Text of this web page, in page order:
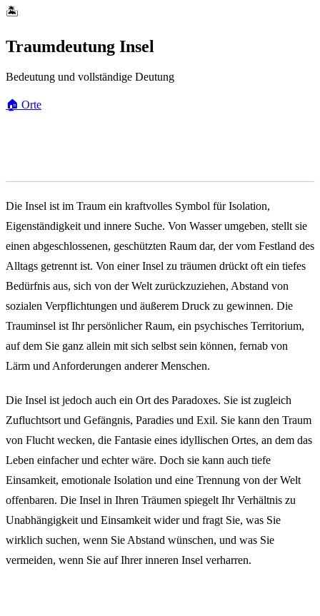
🏝️
Traumdeutung Insel
Bedeutung und vollständige Deutung
🏠 Orte
Die Insel ist im Traum ein kraftvolles Symbol für Isolation,
Eigenständigkeit und innere Suche. Von Wasser umgeben, stellt sie
einen abgeschlossenen, geschützten Raum dar, der vom Festland des
Alltags getrennt ist. Von einer Insel zu träumen drückt oft ein tiefes
Bedürfnis aus, sich von der Welt zurückzuziehen, Abstand von
sozialen Verpflichtungen und äußerem Druck zu gewinnen. Die
Trauminsel ist Ihr persönlicher Raum, ein psychisches Territorium,
auf dem Sie ganz allein mit sich selbst sein können, fernab von
Lärm und Anforderungen anderer Menschen.
Die Insel ist jedoch auch ein Ort des Paradoxes. Sie ist zugleich
Zufluchtsort und Gefängnis, Paradies und Exil. Sie kann den Traum
von Flucht wecken, die Fantasie eines idyllischen Ortes, an dem das
Leben einfacher und echter wäre. Doch sie kann auch tiefe
Einsamkeit, emotionale Isolation und eine Trennung von der Welt
offenbaren. Die Insel in Ihren Träumen spiegelt Ihr Verhältnis zu
Unabhängigkeit und Einsamkeit wider und fragt Sie, was Sie
wirklich suchen, wenn Sie Abstand wünschen, und was Sie
vermeiden, wenn Sie auf Ihrer inneren Insel verharren.